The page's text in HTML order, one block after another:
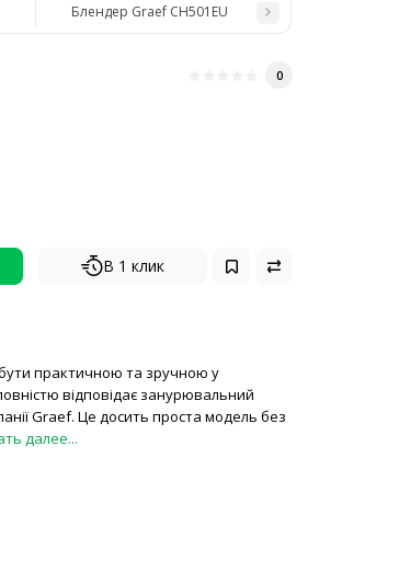
Блендер Graef CH501EU
0
В 1 клик
практичною та зручною у
відповідає занурювальний
Graef. Це досить проста модель без
далее...